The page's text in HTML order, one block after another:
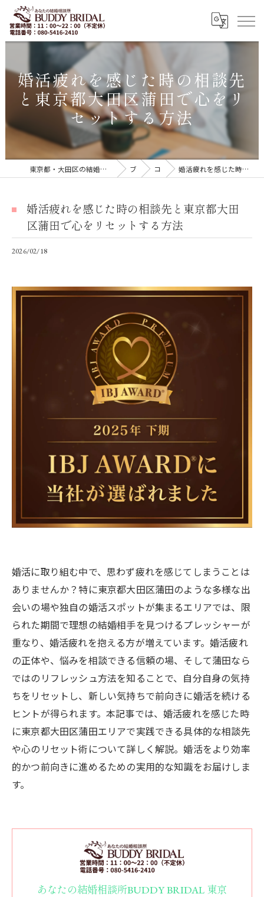
婚活疲れを感じた時の相談先
と東京都大田区蒲田で心をリ
セットする方法
東京都・大田区の結婚相談所｜再婚・20代30代の婚活なら「BUDDY BRIDAL 東京」 ブログ コラム 婚活疲れを感じた時の相談先と東京都大田区蒲田で心をリセットする方法
婚活疲れを感じた時の相談先と東京都大田
区蒲田で心をリセットする方法
2026/02/18
婚活に取り組む中で、思わず疲れを感じてしまうことは
ありませんか？特に東京都大田区蒲田のような多様な出
会いの場や独自の婚活スポットが集まるエリアでは、限
られた期間で理想の結婚相手を見つけるプレッシャーが
重なり、婚活疲れを抱える方が増えています。婚活疲れ
の正体や、悩みを相談できる信頼の場、そして蒲田なら
ではのリフレッシュ方法を知ることで、自分自身の気持
ちをリセットし、新しい気持ちで前向きに婚活を続ける
ヒントが得られます。本記事では、婚活疲れを感じた時
に東京都大田区蒲田エリアで実践できる具体的な相談先
や心のリセット術について詳しく解説。婚活をより効率
的かつ前向きに進めるための実用的な知識をお届けしま
す。
あなたの結婚相談所BUDDY BRIDAL 東京